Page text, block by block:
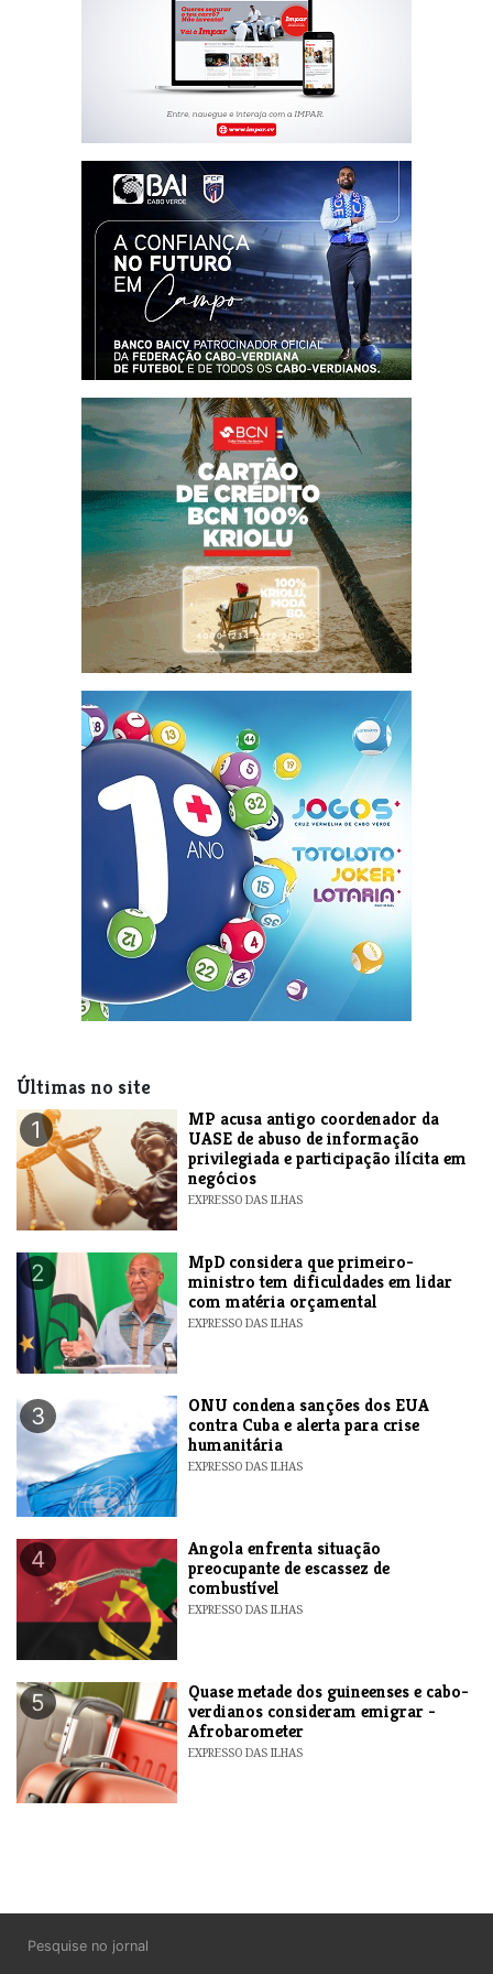
Últimas no site
1
MP acusa antigo coordenador da
UASE de abuso de informação
privilegiada e participação ilícita em
negócios
EXPRESSO DAS ILHAS
2
MpD considera que primeiro-
ministro tem dificuldades em lidar
com matéria orçamental
EXPRESSO DAS ILHAS
3
ONU condena sanções dos EUA
contra Cuba e alerta para crise
humanitária
EXPRESSO DAS ILHAS
4
Angola enfrenta situação
preocupante de escassez de
combustível
EXPRESSO DAS ILHAS
5
Quase metade dos guineenses e cabo-
verdianos consideram emigrar -
Afrobarometer
EXPRESSO DAS ILHAS
Pesquise no jornal